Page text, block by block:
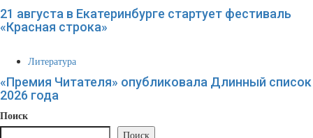
21 августа в Екатеринбурге стартует фестиваль
«Красная строка»
Литература
«Премия Читателя» опубликовала Длинный список
2026 года
Поиск
Поиск